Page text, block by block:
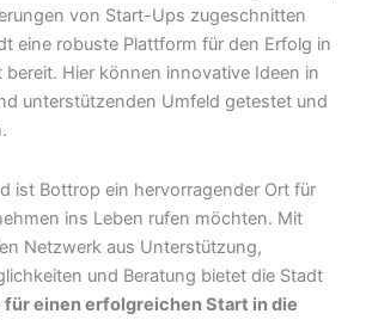
von Start-Ups zugeschnitten
eine robuste Plattform für den Erfolg in
Hier können innovative Ideen in
unterstützenden Umfeld getestet und
ist Bottrop ein hervorragender Ort für
ins Leben rufen möchten. Mit
Netzwerk aus Unterstützung,
und Beratung bietet die Stadt
einen erfolgreichen Start in die